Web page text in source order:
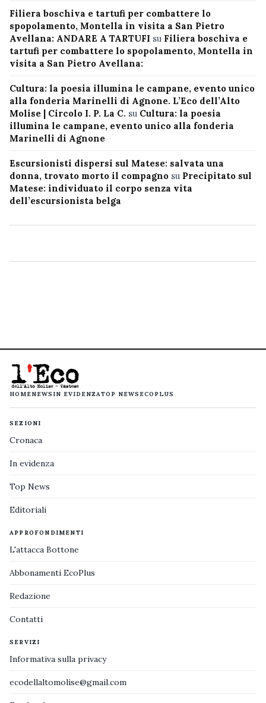
Filiera boschiva e tartufi per combattere lo
spopolamento, Montella in visita a San Pietro
Avellana: ANDARE A TARTUFI su Filiera boschiva e
tartufi per combattere lo spopolamento, Montella in
visita a San Pietro Avellana:
Cultura: la poesia illumina le campane, evento unico
alla fonderia Marinelli di Agnone. L’Eco dell’Alto
Molise | Circolo I. P. La C. su Cultura: la poesia
illumina le campane, evento unico alla fonderia
Marinelli di Agnone
Escursionisti dispersi sul Matese: salvata una
donna, trovato morto il compagno su Precipitato sul
Matese: individuato il corpo senza vita
dell’escursionista belga
HOMENEWS IN EVIDENZATOP NEWS ECOPLUS
SEZIONI
Cronaca
In evidenza
Top News
Editoriali
APPROFONDIMENTI
L'attacca Bottone
Abbonamenti EcoPlus
Redazione
Contatti
SERVIZI
Informativa sulla privacy
ecodellaltomolise@gmail.com